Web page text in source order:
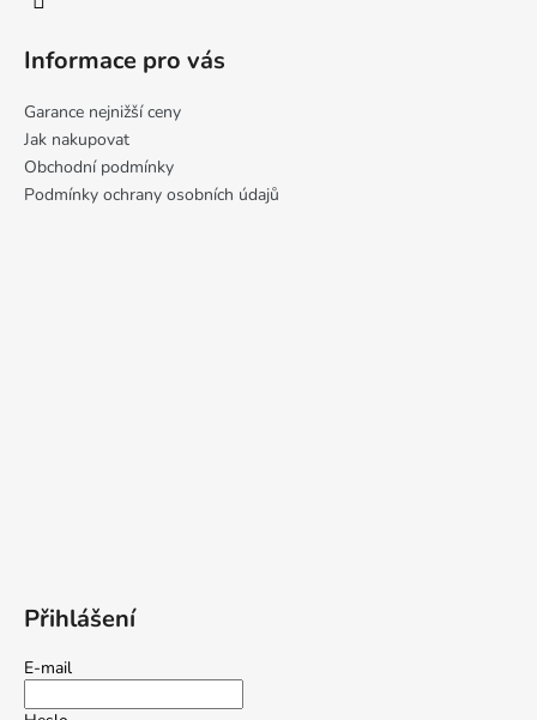
Informace pro vás
Garance nejnižší ceny
Jak nakupovat
Obchodní podmínky
Podmínky ochrany osobních údajů
Přihlášení
E-mail